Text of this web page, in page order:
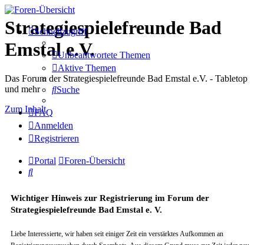
Strategiespielefreunde Bad
Emstal e.V.
Das Forum der Strategiespielefreunde Bad Emstal e.V. - Tabletop
und mehr
Zum Inhalt
Schnellzugriff
Unbeantwortete Themen
Aktive Themen
Suche
FAQ
Anmelden
Registrieren
Portal
Foren-Übersicht
Suche
Wichtiger Hinweis zur Registrierung im Forum der
Strategiespielefreunde Bad Emstal e. V.
Liebe Interessierte, wir haben seit einiger Zeit ein verstärktes Aufkommen an